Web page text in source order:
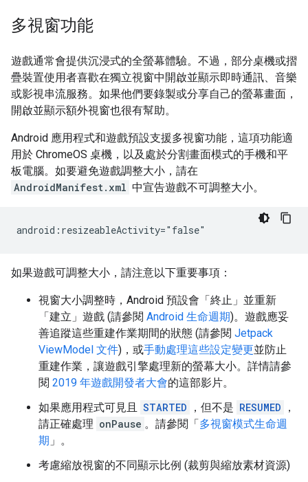
多視窗功能
遊戲通常會提供沉浸式的全螢幕體驗。不過，部分桌機或摺
疊裝置使用者喜歡在獨立視窗中開啟並顯示即時通訊、音樂
或影視串流服務。如果他們要錄製或分享自己的螢幕畫面，
開啟並顯示額外視窗也很有幫助。
Android 應用程式和遊戲預設支援多視窗功能，這項功能適
用於 ChromeOS 桌機，以及處於分割畫面模式的手機和平
板電腦。如要避免遊戲調整大小，請在
AndroidManifest.xml 中宣告遊戲不可調整大小。
android:resizeableActivity="false"
如果遊戲可調整大小，請注意以下重要事項：
視窗大小調整時，Android 預設會「終止」並重新
「建立」遊戲 (請參閱 Android 生命週期)。遊戲應妥
善追蹤這些重建作業期間的狀態 (請參閱 Jetpack
ViewModel 文件)，或手動處理這些設定變更並防止
重建作業，讓遊戲引擎處理新的螢幕大小。詳情請參
閱 2019 年遊戲開發者大會的這部影片。
如果應用程式可見且
STARTED ，但不是 RESUMED
，
請正確處理 onPause 。請參閱「多視窗模式生命週
期 」。
考慮縮放視窗的不同顯示比例 (裁剪與縮放素材資源)